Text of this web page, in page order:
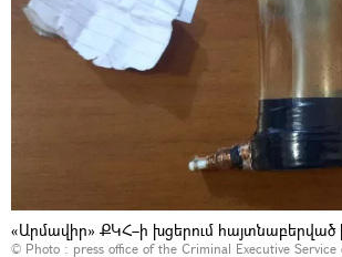
«Արմավիր» ՔԿՀ–ի խցերում հայտնաբերված
© Photo : press office of the Criminal Executive Service